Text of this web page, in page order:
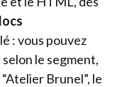
: vous pouvez
le segment,
Brunel”, le